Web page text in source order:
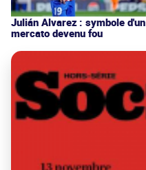
Julián Alvarez : symbole d'un
mercato devenu fou